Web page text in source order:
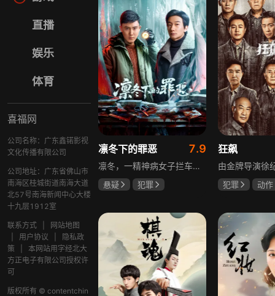
直播
娱乐
体育
喜福网
公司名称：广东鑫锘影视
文化传播有限公司
公司地址：广东省佛山市
南海区桂城街道南海大道
北57号南海新闻中心大楼
十九层1912室
联系方式
网站地图
用户协议
隐私政
策
本网站用字经北大
方正电子有限公司授权许
可
版权所有 © contentchin
凛冬下的罪恶 7.9
凛冬，一精神病女子拦车报案，称丈夫杀人，刑警沈栋梁吴红兵由此揭开系列碎尸案真相。然而风浪未平，储蓄所抢劫杀人案，少女失踪案，流窜抢车案接连发生，沈栋梁与吴红兵追凶之际，竟牵出改变二人命运的人性悲剧。
悬疑
犯罪
狂飙
犯罪
动作